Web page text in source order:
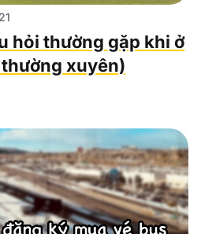
hỏi thường gặp khi ở
xuyên)